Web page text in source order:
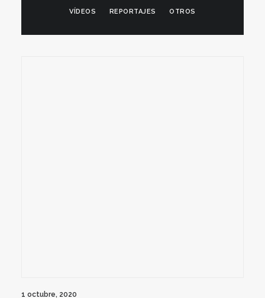
VÍDEOS REPORTAJES OTROS
1 octubre, 2020